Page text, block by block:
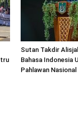
Sutan Takdir
Bahasa Indonesia
Pahlawan Nasional